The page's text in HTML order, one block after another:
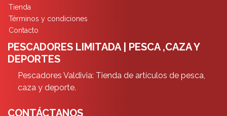
Tienda
Términos y condiciones
Contacto
PESCADORES LIMITADA | PESCA ,CAZA Y
DEPORTES
Pescadores Valdivia: Tienda de artículos de pesca,
caza y deporte.
CONTÁCTANOS